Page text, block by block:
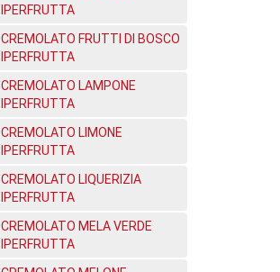
IPERFRUTTA
CREMOLATO FRUTTI DI BOSCO
IPERFRUTTA
CREMOLATO LAMPONE
IPERFRUTTA
CREMOLATO LIMONE
IPERFRUTTA
CREMOLATO LIQUERIZIA
IPERFRUTTA
CREMOLATO MELA VERDE
IPERFRUTTA